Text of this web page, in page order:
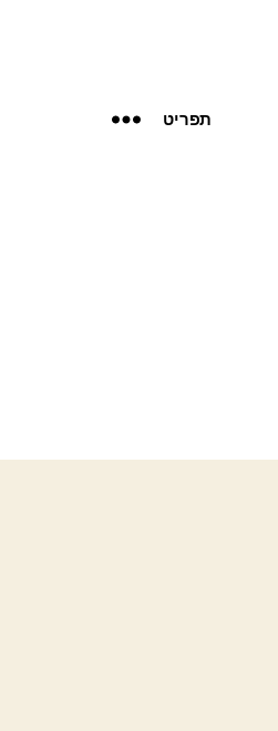
תפריט